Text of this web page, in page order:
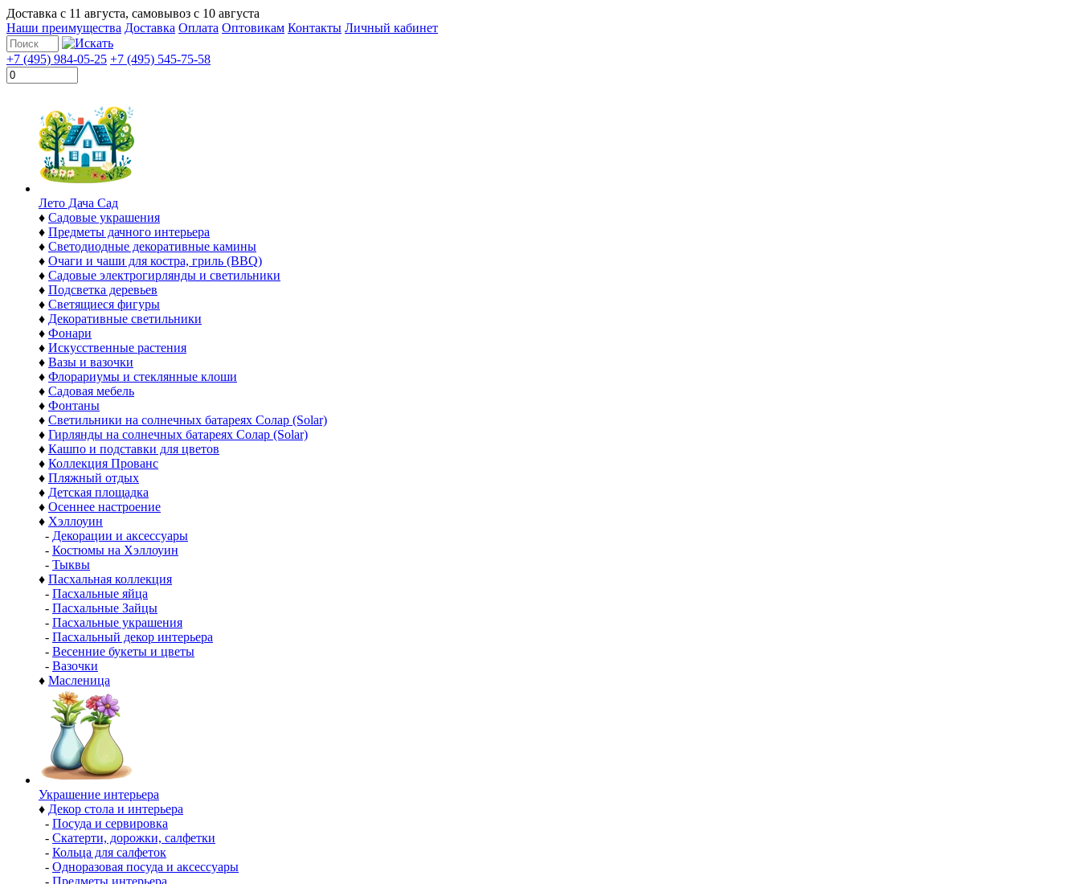
Доставка с 11 августа, самовывоз с 10 августа
Наши преимущества Доставка Оплата Оптовикам Контакты Личный кабинет
+7 (495) 984-05-25 +7 (495) 545-75-58
Лето Дача Сад
♦ Садовые украшения
♦ Предметы дачного интерьера
♦ Светодиодные декоративные камины
♦ Очаги и чаши для костра, гриль (BBQ)
♦ Садовые электрогирлянды и светильники
♦ Подсветка деревьев
♦ Светящиеся фигуры
♦ Декоративные светильники
♦ Фонари
♦ Искусственные растения
♦ Вазы и вазочки
♦ Флорариумы и стеклянные клоши
♦ Садовая мебель
♦ Фонтаны
♦ Светильники на солнечных батареях Солар (Solar)
♦ Гирлянды на солнечных батареях Солар (Solar)
♦ Кашпо и подставки для цветов
♦ Коллекция Прованс
♦ Пляжный отдых
♦ Детская площадка
♦ Осеннее настроение
♦ Хэллоуин
- Декорации и аксессуары
- Костюмы на Хэллоуин
- Тыквы
♦ Пасхальная коллекция
- Пасхальные яйца
- Пасхальные Зайцы
- Пасхальные украшения
- Пасхальный декор интерьера
- Весенние букеты и цветы
- Вазочки
♦ Масленица
Украшение интерьера
♦ Декор стола и интерьера
- Посуда и сервировка
- Скатерти, дорожки, салфетки
- Кольца для салфеток
- Одноразовая посуда и аксессуары
- Предметы интерьера